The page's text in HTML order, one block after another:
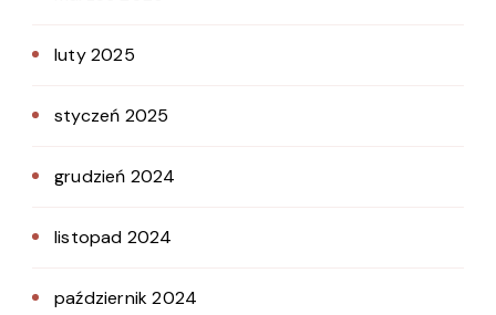
luty 2025
styczeń 2025
grudzień 2024
listopad 2024
październik 2024